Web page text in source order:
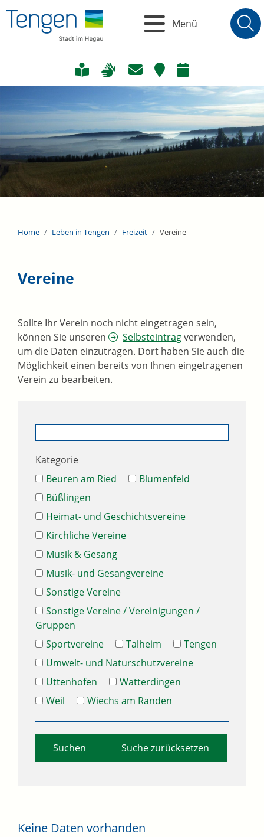
Menü
Home Leben in Tengen Freizeit Vereine
Vereine
Sollte Ihr Verein noch nicht eingetragen sein,
können Sie unseren
Selbsteintragverwenden,
um die Daten einzutragen. Dort haben Sie auch die
Möglichkeit einen bereits von Ihnen eingetragenen
Verein zu bearbeiten.
Kategorie
Beuren am Ried
Blumenfeld
Büßlingen
Heimat- und Geschichtsvereine
Kirchliche Vereine
Musik & Gesang
Musik- und Gesangvereine
Sonstige Vereine
Sonstige Vereine / Vereinigungen /
Gruppen
Sportvereine
Talheim
Tengen
Umwelt- und Naturschutzvereine
Uttenhofen
Watterdingen
Weil
Wiechs am Randen
Suche zurücksetzen
Keine Daten vorhanden